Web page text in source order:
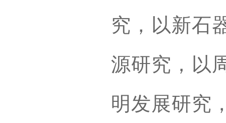
究，以新石
源研究，以
明发展研究